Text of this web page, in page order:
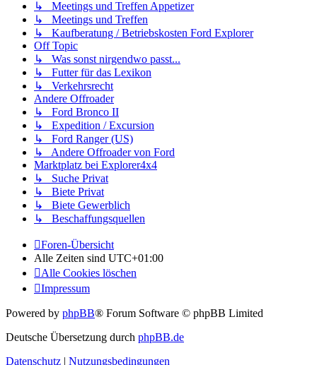
↳ Meetings und Treffen Appetizer
↳ Meetings und Treffen
↳ Kaufberatung / Betriebskosten Ford Explorer
Off Topic
↳ Was sonst nirgendwo passt...
↳ Futter für das Lexikon
↳ Verkehrsrecht
Andere Offroader
↳ Ford Bronco II
↳ Expedition / Excursion
↳ Ford Ranger (US)
↳ Andere Offroader von Ford
Marktplatz bei Explorer4x4
↳ Suche Privat
↳ Biete Privat
↳ Biete Gewerblich
↳ Beschaffungsquellen
Foren-Übersicht
Alle Zeiten sind UTC+01:00
Alle Cookies löschen
Impressum
Powered by phpBB® Forum Software © phpBB Limited
Deutsche Übersetzung durch phpBB.de
Datenschutz | Nutzungsbedingungen